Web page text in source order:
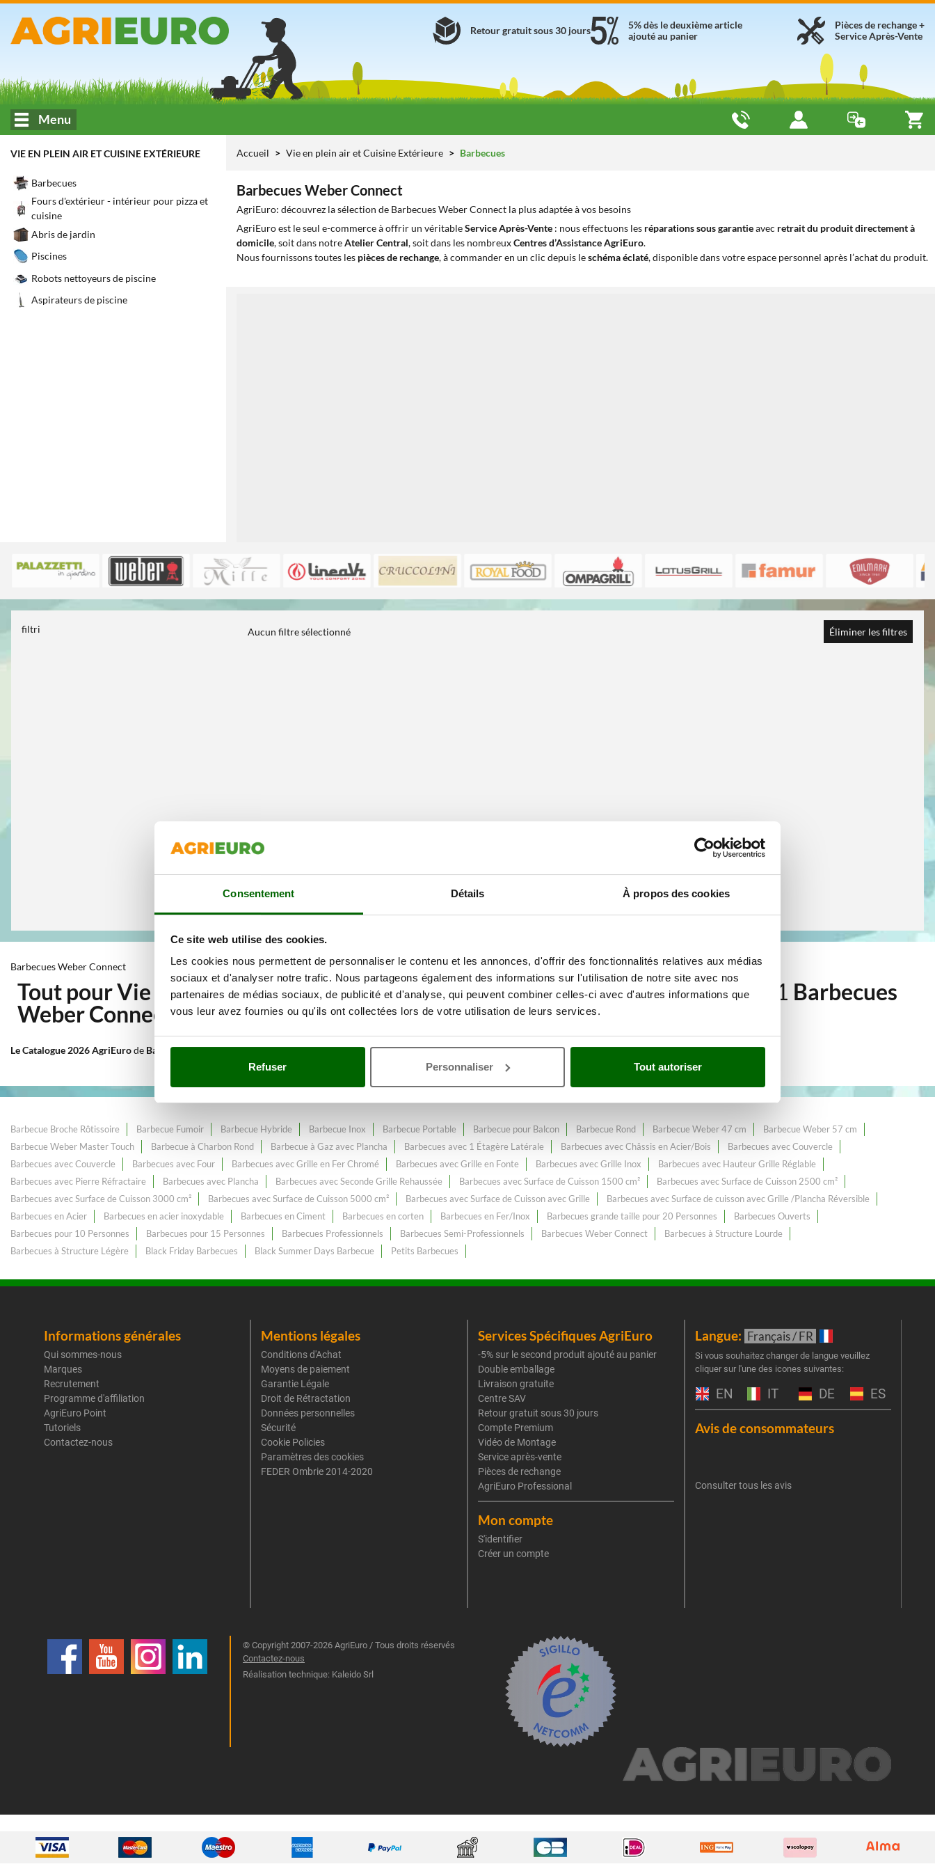
Consentement Détails À propos des cookies
Ce site web utilise des cookies.
Les cookies nous permettent de personnaliser le contenu et les annonces, d'offrir des fonctionnalités relatives aux médias
sociaux et d'analyser notre trafic. Nous partageons également des informations sur l'utilisation de notre site avec nos
partenaires de médias sociaux, de publicité et d'analyse, qui peuvent combiner celles-ci avec d'autres informations que
vous leur avez fournies ou qu'ils ont collectées lors de votre utilisation de leurs services.
Refuser Personnaliser Tout autoriser
Pièces de rechange +
Service Après-Vente
5% dès le deuxième article
ajouté au panier
Retour gratuit sous 30 jours
Menu
VIE EN PLEIN AIR ET CUISINE EXTÉRIEURE
Barbecues
Fours d'extérieur - intérieur pour pizza et
cuisine
Abris de jardin
Piscines
Robots nettoyeurs de piscine
Aspirateurs de piscine
Accueil Vie en plein air et Cuisine Extérieure Barbecues
Barbecues Weber Connect
AgriEuro: découvrez la sélection de Barbecues Weber Connect la plus adaptée à vos besoins
AgriEuro est le seul e-commerce à offrir un véritableService Après-Vente : nous effectuons les réparations sous garantieavec retrait du produit directement à
domicile, soit dans notreAtelier Central, soit dans les nombreuxCentres d’Assistance AgriEuro.
Nous fournissons toutes les pièces de rechange, à commander en un clic depuis leschéma éclaté, disponible dans votre espace personnel après l’achat du produit.
filtri Aucun filtre sélectionné Éliminer les filtres
Barbecues Weber Connect
Tout pour Vie en plein air et Cuisine ExtérieureAvec une gamme de plus de 311 Barbecues
Weber Connectau meilleur prix web.
Le Catalogue 2026 AgriEurode Barbecues Weber Connect, constamment enrichi et mis à jour.
Barbecue Broche Rôtissoire Barbecue Fumoir Barbecue Hybride Barbecue Inox Barbecue Portable Barbecue pour Balcon Barbecue Rond Barbecue Weber 47 cm
Barbecue Weber 57 cm
Barbecue Weber Master Touch
Barbecue à Charbon Rond Barbecue à Gaz avec Plancha Barbecues avec 1 Étagère Latérale Barbecues avec Châssis en Acier/Bois
Barbecues avec Couvercle
Barbecues avec Couvercle
Barbecues avec Four Barbecues avec Grille en Fer Chromé Barbecues avec Grille en Fonte Barbecues avec Grille Inox
Barbecues avec Hauteur Grille Réglable
Barbecues avec Pierre Réfractaire
Barbecues avec Plancha Barbecues avec Seconde Grille Rehaussée Barbecues avec Surface de Cuisson 1500 cm²
Barbecues avec Surface de Cuisson 2500 cm²
Barbecues avec Surface de Cuisson 3000 cm²
Barbecues avec Surface de Cuisson 5000 cm² Barbecues avec Surface de Cuisson avec Grille
Barbecues avec Surface de cuisson avec Grille /Plancha Réversible
Barbecues en Acier
Barbecues en acier inoxydable Barbecues en Ciment Barbecues en corten Barbecues en Fer/Inox Barbecues grande taille pour 20 Personnes
Barbecues Ouverts
Barbecues pour 10 Personnes
Barbecues pour 15 Personnes Barbecues Professionnels Barbecues Semi-Professionnels Barbecues Weber Connect
Barbecues à Structure Lourde
Barbecues à Structure Légère
Black Friday Barbecues Black Summer Days Barbecue Petits Barbecues
Informations générales
Qui sommes-nous
Marques
Recrutement
Programme d'affiliation
AgriEuro Point
Tutoriels
Contactez-nous
Mentions légales
Conditions d'Achat
Moyens de paiement
Garantie Légale
Droit de Rétractation
Données personnelles
Sécurité
Cookie Policies
Paramètres des cookies
FEDER Ombrie 2014-2020
Services Spécifiques AgriEuro
-5% sur le second produit ajouté au panier
Double emballage
Livraison gratuite
Centre SAV
Retour gratuit sous 30 jours
Compte Premium
Vidéo de Montage
Service après-vente
Pièces de rechange
AgriEuro Professional
Mon compte
S'identifier
Créer un compte
Langue: Français / FR
Si vous souhaitez changer de langue veuillez
cliquer sur l'une des icones suivantes:
EN IT DE ES
Avis de consommateurs
Consulter tous les avis
© Copyright 2007-2026 AgriEuro / Tous droits réservés
Contactez-nous
Réalisation technique: Kaleido Srl